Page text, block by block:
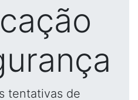
tentativas de